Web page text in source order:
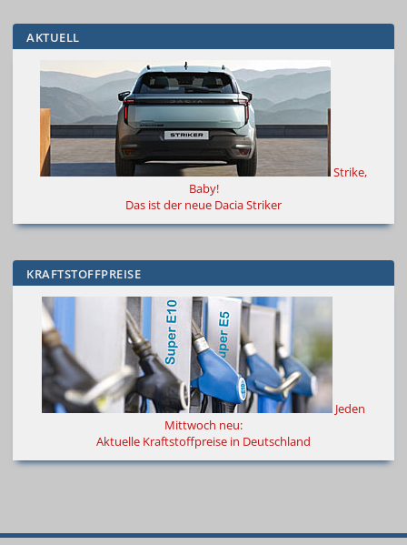
AKTUELL
Strike,
Baby!
Das ist der neue Dacia Striker
KRAFTSTOFFPREISE
Jeden
Mittwoch neu:
Aktuelle Kraftstoffpreise in Deutschland